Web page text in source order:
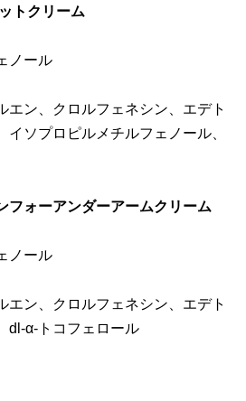
トクリーム
ノール
エン、クロルフェネシン、エデト
ソプロピルメチルフェノール、
ォーアンダーアームクリーム
ノール
エン、クロルフェネシン、エデト
dl-α-トコフェロール